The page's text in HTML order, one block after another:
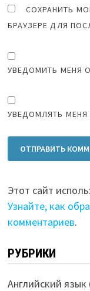
СОХРАНИТЬ
БРАУЗЕРЕ ДЛЯ
УВЕДОМИТЬ МЕНЯ
УВЕДОМЛЯТЬ
Этот сайт
Узнайте, как
комментариев.
РУБРИКИ
Английский язык